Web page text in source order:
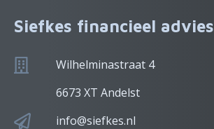
Siefkes financieel advies
Wilhelminastraat 4
6673 XT Andelst
info@siefkes.nl